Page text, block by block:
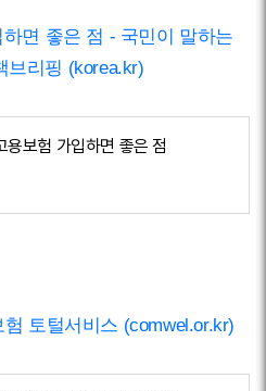
면 좋은 점 - 국민이 말하는
브리핑 (korea.kr)
용보험 가입하면 좋은 점
토털서비스 (comwel.or.kr)